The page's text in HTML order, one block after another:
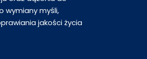
wymiany myśli,
jakości życia